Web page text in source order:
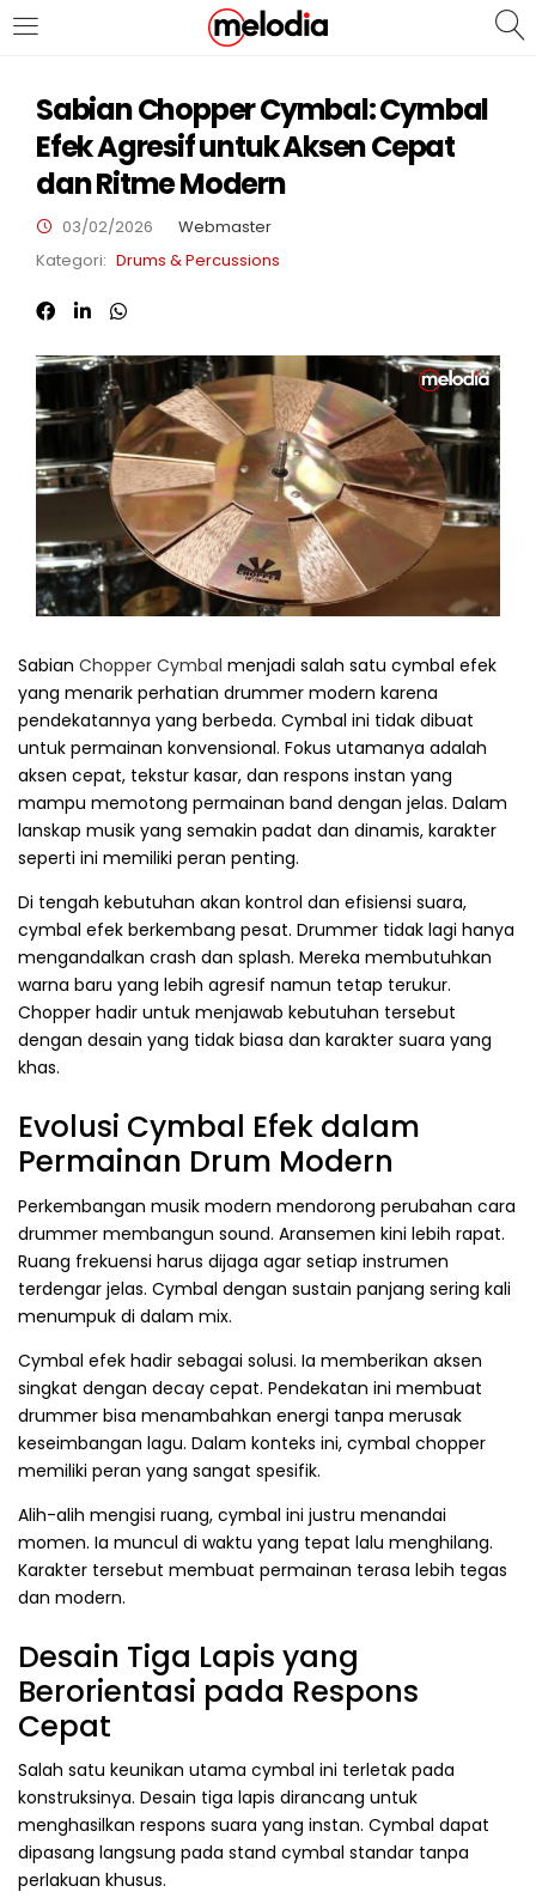
MASUK
Lupa Password Anda?
Atau
Masuk/Daftar dengan Google
Sabian Chopper Cymbal: Cymbal
Efek Agresif untuk Aksen Cepat
dan Ritme Modern
03/02/2026
Webmaster
Kategori: Drums & Percussions
Sabian Chopper Cymbal menjadi salah satu cymbal efek
yang menarik perhatian drummer modern karena
pendekatannya yang berbeda. Cymbal ini tidak dibuat
untuk permainan konvensional. Fokus utamanya adalah
aksen cepat, tekstur kasar, dan respons instan yang
mampu memotong permainan band dengan jelas. Dalam
lanskap musik yang semakin padat dan dinamis, karakter
seperti ini memiliki peran penting.
Di tengah kebutuhan akan kontrol dan efisiensi suara,
cymbal efek berkembang pesat. Drummer tidak lagi hanya
mengandalkan crash dan splash. Mereka membutuhkan
warna baru yang lebih agresif namun tetap terukur.
Chopper hadir untuk menjawab kebutuhan tersebut
dengan desain yang tidak biasa dan karakter suara yang
khas.
Evolusi Cymbal Efek dalam
Permainan Drum Modern
Perkembangan musik modern mendorong perubahan cara
drummer membangun sound. Aransemen kini lebih rapat.
Ruang frekuensi harus dijaga agar setiap instrumen
terdengar jelas. Cymbal dengan sustain panjang sering kali
menumpuk di dalam mix.
Cymbal efek hadir sebagai solusi. Ia memberikan aksen
singkat dengan decay cepat. Pendekatan ini membuat
drummer bisa menambahkan energi tanpa merusak
keseimbangan lagu. Dalam konteks ini, cymbal chopper
memiliki peran yang sangat spesifik.
Alih-alih mengisi ruang, cymbal ini justru menandai
momen. Ia muncul di waktu yang tepat lalu menghilang.
Karakter tersebut membuat permainan terasa lebih tegas
dan modern.
Desain Tiga Lapis yang
Berorientasi pada Respons
Cepat
Salah satu keunikan utama cymbal ini terletak pada
konstruksinya. Desain tiga lapis dirancang untuk
menghasilkan respons suara yang instan. Cymbal dapat
dipasang langsung pada stand cymbal standar tanpa
perlakuan khusus.